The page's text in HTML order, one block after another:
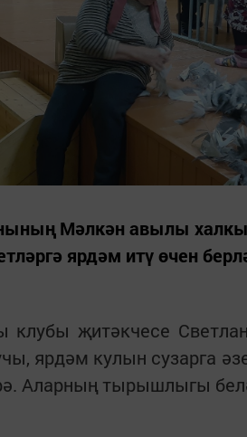
Мәлкән авылы халкы
ярдәм итү өчен
клубы җитәкчесе
ярдәм кулын сузарга
Аларның тырышлыгы